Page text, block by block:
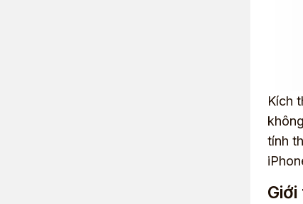
Kích
tính